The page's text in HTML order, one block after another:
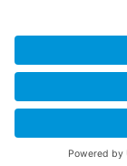
nach: